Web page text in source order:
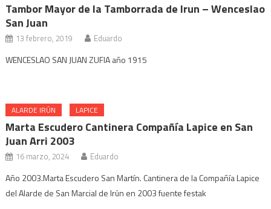
Tambor Mayor de la Tamborrada de Irun – Wenceslao
San Juan
13 febrero, 2019 Eduardo
WENCESLAO SAN JUAN ZUFIA año 1915
ALARDE IRÚN LAPICE
Marta Escudero Cantinera Compañía Lapice en San
Juan Arri 2003
16 marzo, 2024 Eduardo
Año 2003.Marta Escudero San Martín. Cantinera de la Compañía Lapice
del Alarde de San Marcial de Irún en 2003 fuente festak